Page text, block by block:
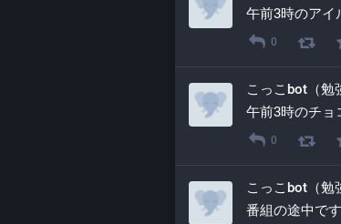
午前3時のアイ
0
こっこbot（勉
午前3時のチョ
0
こっこbot（勉
番組の途中で